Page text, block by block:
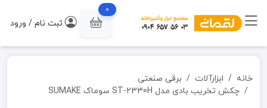
0
ثبت نام / ورود
خانه ابزارآلات
برقی صنعتی
چکش تخریب بادی مدل ST-2330H سوماک SUMAKE